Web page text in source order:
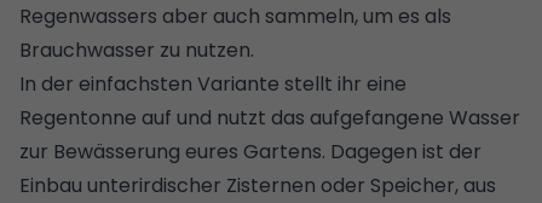
Regenwassers aber auch sammeln, um es als
Brauchwasser zu nutzen.
In der einfachsten Variante stellt ihr eine
Regentonne auf und nutzt das aufgefangene Wasser
zur Bewässerung eures Gartens. Dagegen ist der
Einbau unterirdischer Zisternen oder Speicher, aus